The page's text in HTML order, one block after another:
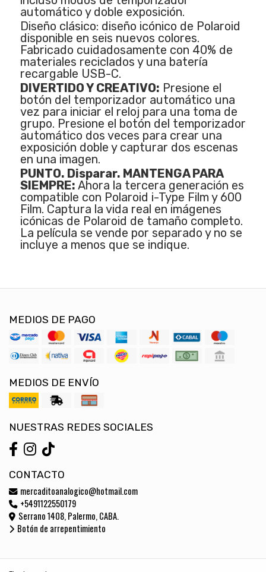
automático y doble exposición.
Diseño clásico: diseño icónico de Polaroid
disponible en seis nuevos colores.
Fabricado cuidadosamente con 40% de
materiales reciclados y una batería
recargable USB-C.
DIVERTIDO Y CREATIVO: Presione el
botón del temporizador automático una
vez para iniciar el reloj para una toma de
grupo. Presione el botón del temporizador
automático dos veces para crear una
exposición doble y capturar dos escenas
en una imagen.
PUNTO. Disparar. MANTENGA PARA
SIEMPRE: Ahora la tercera generación es
compatible con Polaroid i-Type Film y 600
Film. Captura la vida real en imágenes
icónicas de Polaroid de tamaño completo.
La película se vende por separado y no se
incluye a menos que se indique.
MEDIOS DE PAGO
MEDIOS DE ENVÍO
NUESTRAS REDES SOCIALES
CONTACTO
mercaditoanalogico@hotmail.com
+5491122550179
Serrano 1408, Palermo, CABA.
Botón de arrepentimiento